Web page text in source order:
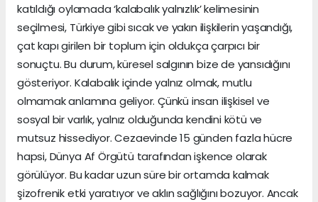
katıldığı oylamada ‘kalabalık yalnızlık’ kelimesinin
seçilmesi, Türkiye gibi sıcak ve yakın ilişkilerin yaşandığı,
çat kapı girilen bir toplum için oldukça çarpıcı bir
sonuçtu. Bu durum, küresel salgının bize de yansıdığını
gösteriyor. Kalabalık içinde yalnız olmak, mutlu
olmamak anlamına geliyor. Çünkü insan ilişkisel ve
sosyal bir varlık, yalnız olduğunda kendini kötü ve
mutsuz hissediyor. Cezaevinde 15 günden fazla hücre
hapsi, Dünya Af Örgütü tarafından işkence olarak
görülüyor. Bu kadar uzun süre bir ortamda kalmak
şizofrenik etki yaratıyor ve aklın sağlığını bozuyor. Ancak